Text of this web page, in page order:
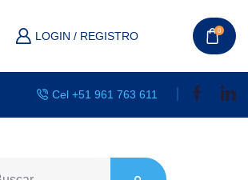
LOGIN / REGISTRO 0
Cel +51 961 763 611